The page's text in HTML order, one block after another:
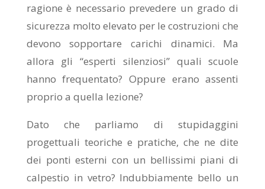
ragione è necessario prevedere un grado di
sicurezza molto elevato per le costruzioni che
devono sopportare carichi dinamici. Ma
allora gli “esperti silenziosi” quali scuole
hanno frequentato? Oppure erano assenti
proprio a quella lezione?
Dato che parliamo di stupidaggini
progettuali teoriche e pratiche, che ne dite
dei ponti esterni con un bellissimi piani di
calpestio in vetro? Indubbiamente bello un